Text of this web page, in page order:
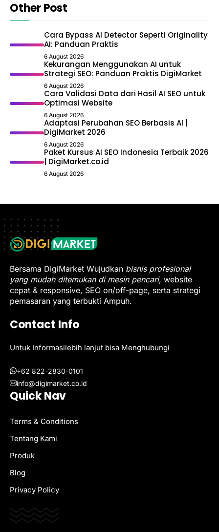
Other Post
Cara Bypass AI Detector Seperti Originality
AI: Panduan Praktis
6 August 2026
Kekurangan Menggunakan AI untuk
Strategi SEO: Panduan Praktis DigiMarket
6 August 2026
Cara Validasi Data dari Hasil AI SEO untuk
Optimasi Website
6 August 2026
Adaptasi Perubahan SEO Berbasis AI |
DigiMarket 2026
6 August 2026
Paket Kursus AI SEO Indonesia Terbaik 2026
| DigiMarket.co.id
6 August 2026
Bersama DigiMarket Wujudkan bisnis profesional
yang mudah ditemukan di mesin pencari, website
cepat & responsive, SEO on/off-page, serta strategi
pemasaran yang terbukti Ampuh.
Contact Info
Untuk Informasilebih lanjut bisa Menghubungi
+62 822-2830-0101
info@digimarket.co.id
Quick Nav
Terms & Conditions
Tentang Kami
Produk
Blog
Privacy Policy